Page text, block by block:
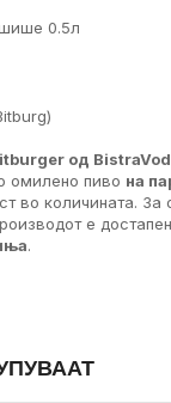
0.5л
од
омилено пиво на
во количината. За
е
.